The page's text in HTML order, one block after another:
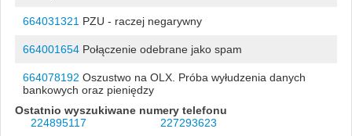
664031321 PZU - raczej negarywny
664001654Połączenie odebrane jako spam
664078192 Oszustwo na OLX. Próba wyłudzenia danych
bankowych oraz pieniędzy
Ostatnio wyszukiwane numery telefonu
224895117
227293623